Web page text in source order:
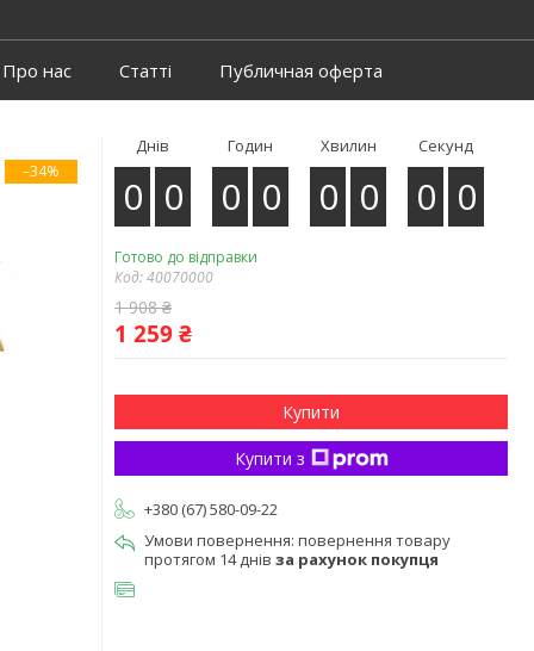
Про нас Статті Публичная оферта
–34%
Днів
0 0
Годин
0 0
Хвилин
0 0
Секунд
0 0
Готово до відправки
Код:40070000
1 908 ₴
1 259 ₴
Купити
Купити з
+380 (67) 580-09-22
повернення товару
протягом 14 днів за рахунок покупця